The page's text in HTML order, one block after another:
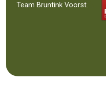
Team Bruntink Voorst.